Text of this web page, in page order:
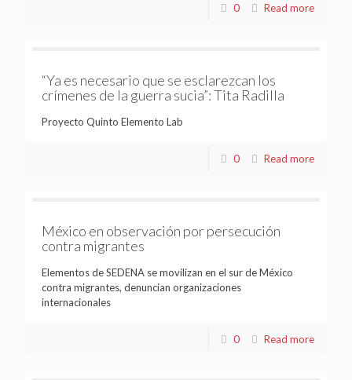
0 Read more
“Ya es necesario que se esclarezcan los
crímenes de la guerra sucia”: Tita Radilla
Proyecto Quinto Elemento Lab
0 Read more
México en observación por persecución
contra migrantes
Elementos de SEDENA se movilizan en el sur de México
contra migrantes, denuncian organizaciones
internacionales
0 Read more